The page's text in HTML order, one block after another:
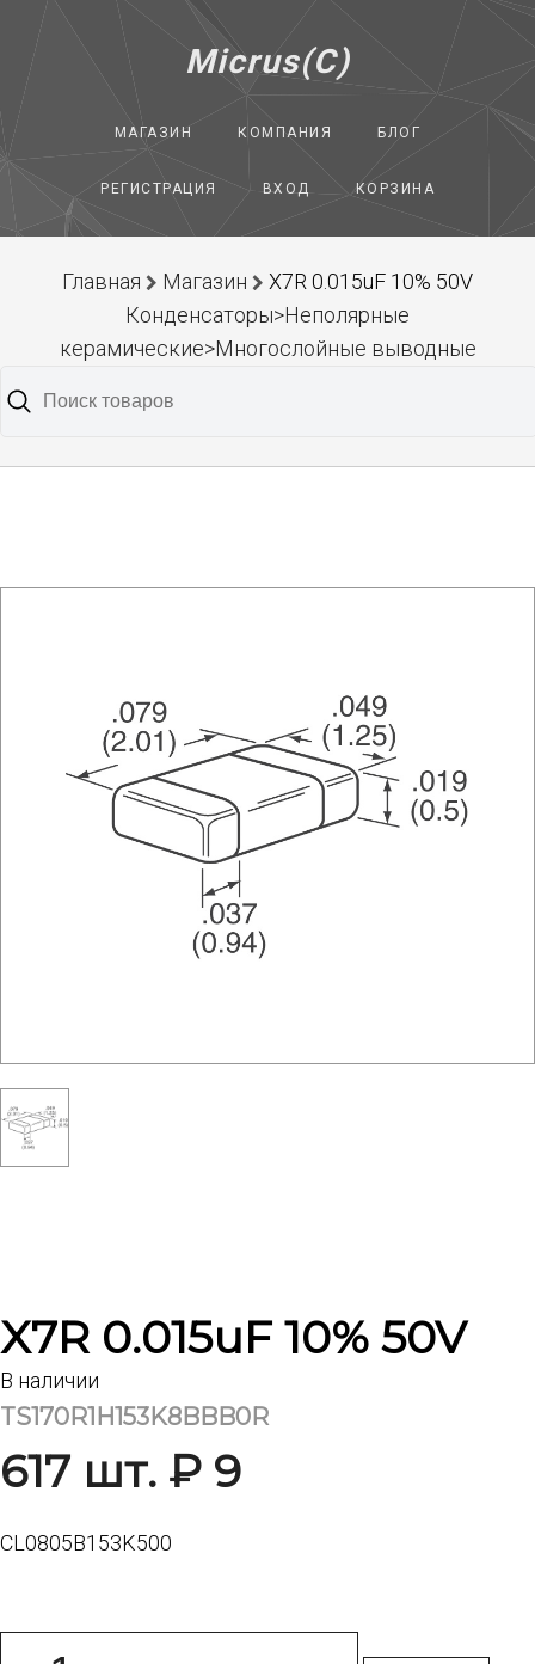
Micrus(C)
МАГАЗИН КОМПАНИЯ БЛОГ
РЕГИСТРАЦИЯ ВХОД КОРЗИНА
Главная Магазин
X7R 0.015uF 10% 50V
Конденсаторы>Неполярные
керамические>Многослойные выводные
X7R 0.015uF 10% 50V
В наличии
TS170R1H153K8BBB0R
617 шт. ₽ 9
CL0805B153K500